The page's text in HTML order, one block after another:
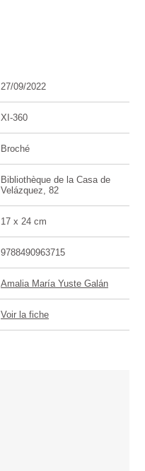
27/09/2022
XI-360
Broché
Bibliothèque de la Casa de
Velázquez, 82
17 x 24 cm
9788490963715
Amalia María Yuste Galán
Voir la fiche